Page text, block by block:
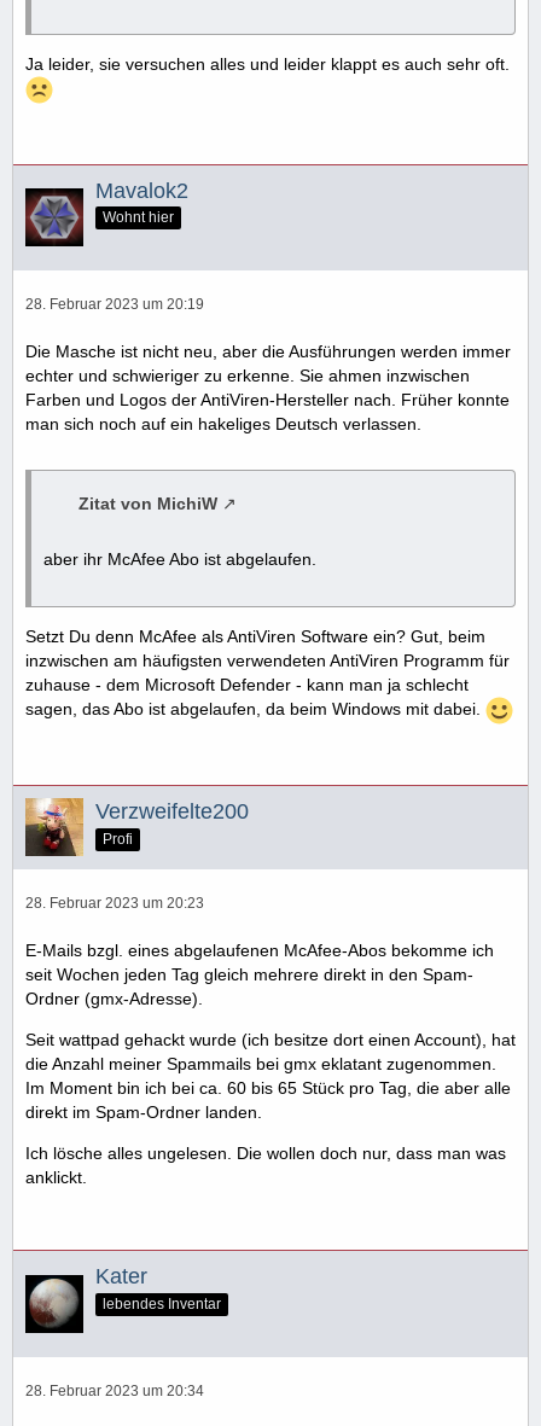
Ja leider, sie versuchen alles und leider klappt es auch sehr oft.
Mavalok2
Wohnt hier
28. Februar 2023 um 20:19
Die Masche ist nicht neu, aber die Ausführungen werden immer
echter und schwieriger zu erkenne. Sie ahmen inzwischen
Farben und Logos der AntiViren-Hersteller nach. Früher konnte
man sich noch auf ein hakeliges Deutsch verlassen.
Zitat von MichiW
aber ihr McAfee Abo ist abgelaufen.
Setzt Du denn McAfee als AntiViren Software ein? Gut, beim
inzwischen am häufigsten verwendeten AntiViren Programm für
zuhause - dem Microsoft Defender - kann man ja schlecht
sagen, das Abo ist abgelaufen, da beim Windows mit dabei.
Verzweifelte200
Profi
28. Februar 2023 um 20:23
E-Mails bzgl. eines abgelaufenen McAfee-Abos bekomme ich
seit Wochen jeden Tag gleich mehrere direkt in den Spam-
Ordner (gmx-Adresse).
Seit wattpad gehackt wurde (ich besitze dort einen Account), hat
die Anzahl meiner Spammails bei gmx eklatant zugenommen.
Im Moment bin ich bei ca. 60 bis 65 Stück pro Tag, die aber alle
direkt im Spam-Ordner landen.
Ich lösche alles ungelesen. Die wollen doch nur, dass man was
anklickt.
Kater
lebendes Inventar
28. Februar 2023 um 20:34